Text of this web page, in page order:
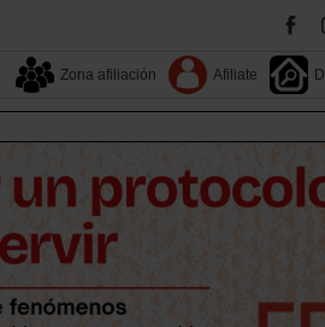
Zona afiliación Afiliate